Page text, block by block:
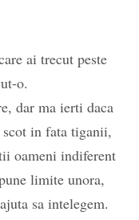
ai trecut peste
o.
dar ma ierti daca
in fata tiganii,
oameni indiferent
limite unora,
sa intelegem.